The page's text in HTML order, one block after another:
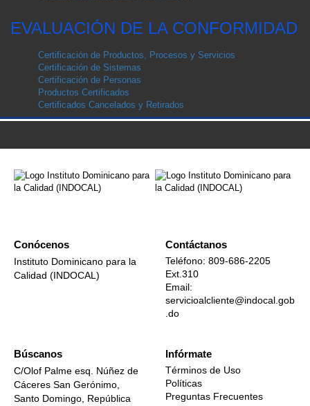
EVALUACIÓN DE LA CONFORMIDAD
Certificación de Productos, Procesos y Servicios
Certificación de Sistemas
Certificación de Personas
Productos Certificados
Certificados Cancelados y Retirados
Conócenos
Instituto Dominicano para la
Calidad (INDOCAL)
Contáctanos
Teléfono: 809-686-2205
Ext.310
Email:
servicioalcliente@indocal.gob
.do
Búscanos
C/Olof Palme esq. Núñez de
Cáceres San Gerónimo,
Santo Domingo, República
Infórmate
Términos de Uso
Políticas
Preguntas Frecuentes